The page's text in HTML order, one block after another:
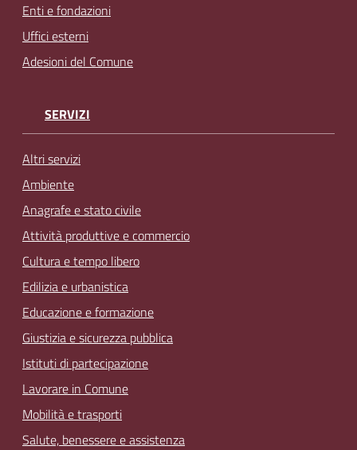
Enti e fondazioni
Uffici esterni
Adesioni del Comune
SERVIZI
Altri servizi
Ambiente
Anagrafe e stato civile
Attività produttive e commercio
Cultura e tempo libero
Edilizia e urbanistica
Educazione e formazione
Giustizia e sicurezza pubblica
Istituti di partecipazione
Lavorare in Comune
Mobilità e trasporti
Salute, benessere e assistenza